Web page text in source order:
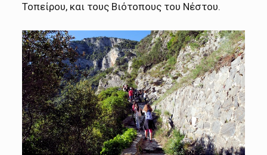
Τοπείρου, και τους Βιότοπους του Νέστου.